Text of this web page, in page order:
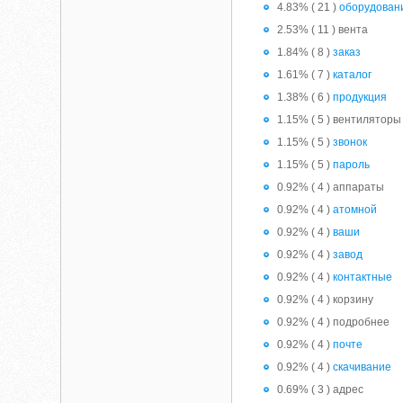
4.83% ( 21 )
2.53% ( 11 ) вента
1.84% ( 8 )заказ
1.61% ( 7 )каталог
1.38% ( 6 )продукция
1.15% ( 5 ) вентиляторы
1.15% ( 5 )звонок
1.15% ( 5 )пароль
0.92% ( 4 ) аппараты
0.92% ( 4 )атомной
0.92% ( 4 )ваши
0.92% ( 4 )завод
0.92% ( 4 )контактные
0.92% ( 4 ) корзину
0.92% ( 4 ) подробнее
0.92% ( 4 )почте
0.92% ( 4 )скачивание
0.69% ( 3 ) адрес